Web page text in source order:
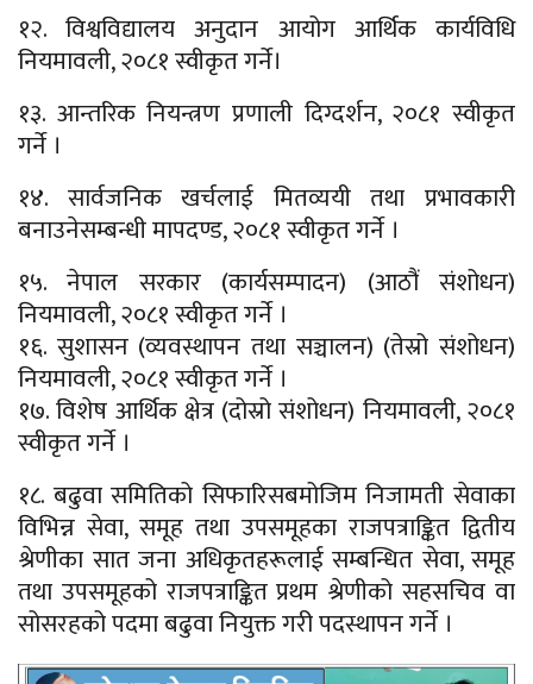
१२. विश्वविद्यालय अनुदान आयोग आर्थिक कार्यविधि
नियमावली, २०८१ स्वीकृत गर्ने।
१३. आन्तरिक नियन्त्रण प्रणाली दिग्दर्शन, २०८१ स्वीकृत
गर्ने ।
१४. सार्वजनिक खर्चलाई मितव्ययी तथा प्रभावकारी
बनाउनेसम्बन्धी मापदण्ड, २०८१ स्वीकृत गर्ने ।
१५. नेपाल सरकार (कार्यसम्पादन) (आठौं संशोधन)
नियमावली, २०८१ स्वीकृत गर्ने ।
१६. सुशासन (व्यवस्थापन तथा सञ्चालन) (तेस्रो संशोधन)
नियमावली, २०८१ स्वीकृत गर्ने ।
१७. विशेष आर्थिक क्षेत्र (दोस्रो संशोधन) नियमावली, २०८१
स्वीकृत गर्ने ।
१८. बढुवा समितिको सिफारिसबमोजिम निजामती सेवाका
विभिन्न सेवा, समूह तथा उपसमूहका राजपत्राङ्कित द्वितीय
श्रेणीका सात जना अधिकृतहरूलाई सम्बन्धित सेवा, समूह
तथा उपसमूहको राजपत्राङ्कित प्रथम श्रेणीको सहसचिव वा
सोसरहको पदमा बढुवा नियुक्त गरी पदस्थापन गर्ने ।